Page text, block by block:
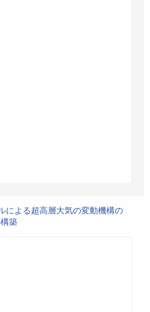
による超高層大気の変動機構の
築